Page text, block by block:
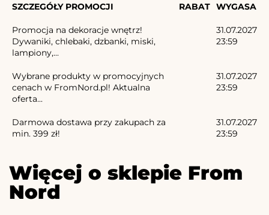
SZCZEGÓŁY PROMOCJI RABAT WYGASA
Promocja na dekoracje wnętrz!
Dywaniki, chlebaki, dzbanki, miski,
lampiony,...
31.07.2027
23:59
Wybrane produkty w promocyjnych
cenach w FromNord.pl! Aktualna
oferta...
31.07.2027
23:59
Darmowa dostawa przy zakupach za
min. 399 zł!
31.07.2027
23:59
Więcej o sklepie From
Nord